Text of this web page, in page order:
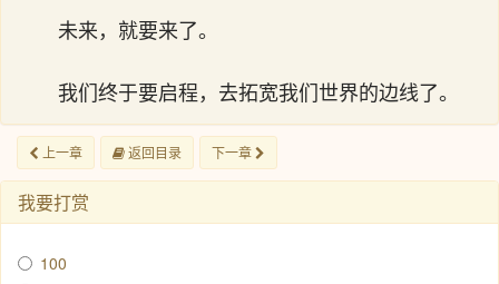
未来，就要来了。
我们终于要启程，去拓宽我们世界的边线了。
上一章 返回目录 下一章
我要打赏
100